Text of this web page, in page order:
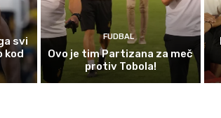
svi
kod
FUDBAL
Ovo je tim Partizana za meč
protiv Tobola!